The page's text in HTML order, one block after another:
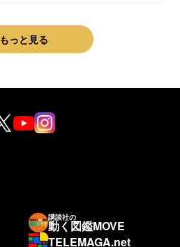
もっと見る
講談社の
動く図鑑MOVE
TELEMAGA.net